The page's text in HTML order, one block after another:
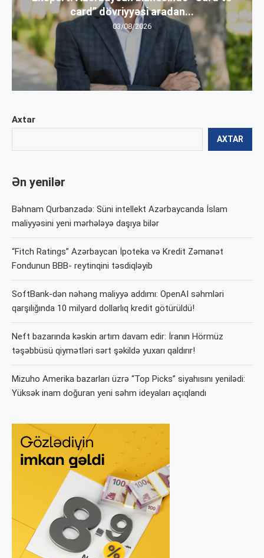
Axtar
AXTAR
Ən yenilər
Bəhnam Qurbanzadə: Süni intellekt Azərbaycanda İslam
maliyyəsini yeni mərhələyə daşıya bilər
“Fitch Ratings” Azərbaycan İpoteka və Kredit Zəmanət
Fondunun BBB- reytinqini təsdiqləyib
SoftBank-dən nəhəng maliyyə addımı: OpenAI səhmləri
qarşılığında 10 milyard dollarlıq kredit götürüldü!
Neft bazarında kəskin artım davam edir: İranın Hörmüz
təşəbbüsü qiymətləri sərt şəkildə yuxarı qaldırır!
Mizuho Amerika bazarları üzrə “Top Picks” siyahısını yenilədi:
Yüksək inam doğuran yeni səhm ideyaları açıqlandı
card” dövriyyəsi aradan...
03/08/2026